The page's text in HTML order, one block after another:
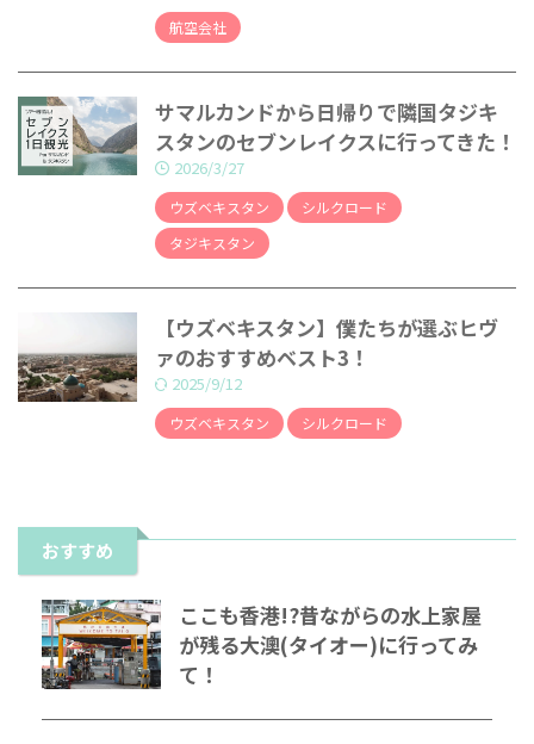
航空会社
サマルカンドから日帰りで隣国タジキ
スタンのセブンレイクスに行ってきた！
2026/3/27
ウズベキスタン
シルクロード
タジキスタン
【ウズベキスタン】僕たちが選ぶヒヴ
ァのおすすめベスト3！
2025/9/12
ウズベキスタン シルクロード
おすすめ
ここも香港!?昔ながらの水上家屋
が残る大澳(タイオー)に行ってみ
て！